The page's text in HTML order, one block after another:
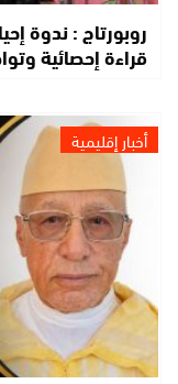
روبورتاج : ندوة
قراءة إحصائية
أخبار إقليمية